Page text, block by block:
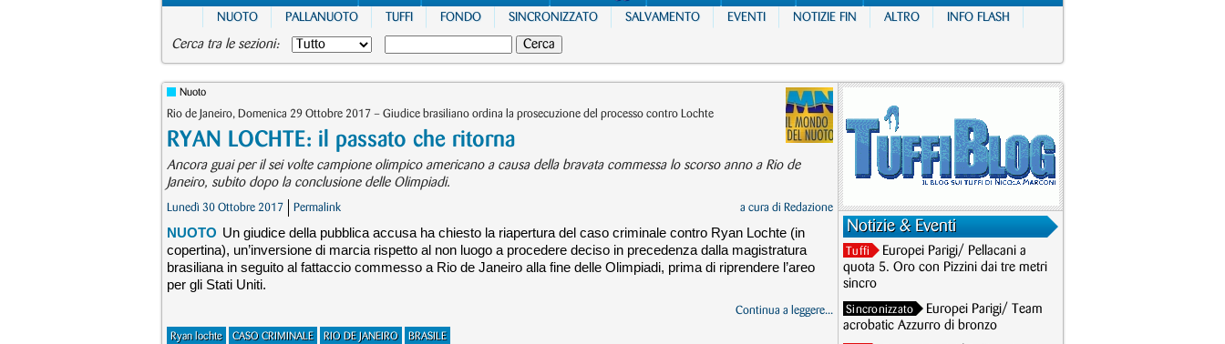
NUOTO PALLANUOTO TUFFI FONDO SINCRONIZZATO SALVAMENTO EVENTI NOTIZIE FIN ALTRO INFO FLASH
Cerca tra le sezioni:
Nuoto
Rio de Janeiro, Domenica 29 Ottobre 2017 – Giudice brasiliano ordina la prosecuzione del processo contro Lochte
RYAN LOCHTE: il passato che ritorna
Ancora guai per il sei volte campione olimpico americano a causa della bravata commessa lo scorso anno a Rio de
Janeiro, subito dopo la conclusione delle Olimpiadi.
Lunedì 30 Ottobre 2017 Permalink a cura di Redazione
NUOTO Un giudice della pubblica accusa ha chiesto la riapertura del caso criminale contro Ryan Lochte (in
copertina), un’inversione di marcia rispetto al non luogo a procedere deciso in precedenza dalla magistratura
brasiliana in seguito al fattaccio commesso a Rio de Janeiro alla fine delle Olimpiadi, prima di riprendere l’areo
per gli Stati Uniti.
Continua a leggere...
Ryan lochte CASO CRIMINALE RIO DE JANEIRO BRASILE
Notizie & Eventi
Tuffi
Europei Parigi/ Pellacani a
quota 5. Oro con Pizzini dai tre metri
sincro
Sincronizzato
Europei Parigi/ Team
acrobatic Azzurro di bronzo